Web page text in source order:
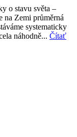
o stavu světa –
na Zemi průměrná
systematicky
náhodně... Čítať